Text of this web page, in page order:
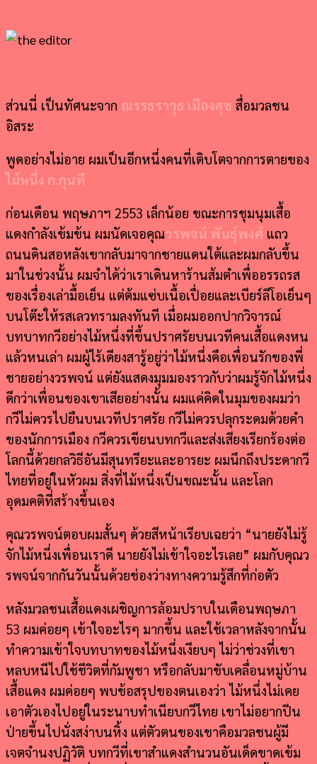
ส่วนนี่ เป็นทัศนะจาก ณรรธราวุธ เมืองสุข สื่อมวลชน
อิสระ
พูดอย่างไม่อาย ผมเป็นอีกหนึ่งคนที่เติบโตจากการตายของ
ไม้หนึ่ง ก.กุนที
ก่อนเดือน พฤษภาฯ 2553 เล็กน้อย ขณะการชุมนุมเสื้อ
แดงกำลังเข้มข้น ผมนัดเจอคุณวรพจน์ พันธุ์พงศ์ แถว
ถนนดินสอหลังเขากลับมาจากชายแดนใต้และผมกลับขึ้น
มาในช่วงนั้น ผมจำได้ว่าเราเดินหาร้านส้มตำเพื่ออรรถรส
ของเรื่องเล่ามื้อเย็น แต่ต้มแซ่บเนื้อเปื่อยและเบียร์ลีโอเย็นๆ
บนโต๊ะให้รสเลวทรามลงทันที เมื่อผมออกปากวิจารณ์
บทบาทกวีอย่างไม้หนึ่งที่ขึ้นปราศรัยบนเวทีคนเสื้อแดงหน
แล้วหนเล่า ผมผู้ไร้เดียงสารู้อยู่ว่าไม้หนึ่งคือเพื่อนรักของพี่
ชายอย่างวรพจน์ แต่ยังแสดงมุมมองราวกับว่าผมรู้จักไม้หนึ่ง
ดีกว่าเพื่อนของเขาเสียอย่างนั้น ผมแค่คิดในมุมของผมว่า
กวีไม่ควรไปยืนบนเวทีปราศรัย กวีไม่ควรปลุกระดมด้วยคำ
ของนักการเมือง กวีควรเขียนบทกวีและส่งเสียงเรียกร้องต่อ
โลกนี้ด้วยกลวิธีอันมีสุนทรียะและอารยะ ผมนึกถึงประดากวี
ไทยที่อยู่ในหัวผม สิ่งที่ไม้หนึ่งเป็นขณะนั้น และโลก
อุดมคติที่สร้างขึ้นเอง
คุณวรพจน์ตอบผมสั้นๆ ด้วยสีหน้าเรียบเฉยว่า “นายยังไม่รู้
จักไม้หนึ่งเพื่อนเราดี นายยังไม่เข้าใจอะไรเลย” ผมกับคุณว
รพจน์จากกันวันนั้นด้วยช่องว่างทางความรู้สึกที่ก่อตัว
หลังมวลชนเสื้อแดงเผชิญการล้อมปราบในเดือนพฤษภา
53 ผมค่อยๆ เข้าใจอะไรๆ มากขึ้น และใช้เวลาหลังจากนั้น
ทำความเข้าใจบทบาทของไม้หนึ่งเงียบๆ ไม่ว่าช่วงที่เขา
หลบหนีไปใช้ชีวิตที่กัมพูชา หรือกลับมาขับเคลื่อนหมู่บ้าน
เสื้อแดง ผมค่อยๆ พบข้อสรุปของตนเองว่า ไม้หนึ่งไม่เคย
เอาตัวเองไปอยู่ในระนาบทำเนียบกวีไทย เขาไม่อยากปีน
ป่ายขึ้นไปนั่งสง่าบนหิ้ง แต่ตัวตนของเขาคือมวลชนผู้มี
เจตจำนงปฏิวัติ บทกวีที่เขาสำแดงสำนวนอันเด็ดขาดเข้ม